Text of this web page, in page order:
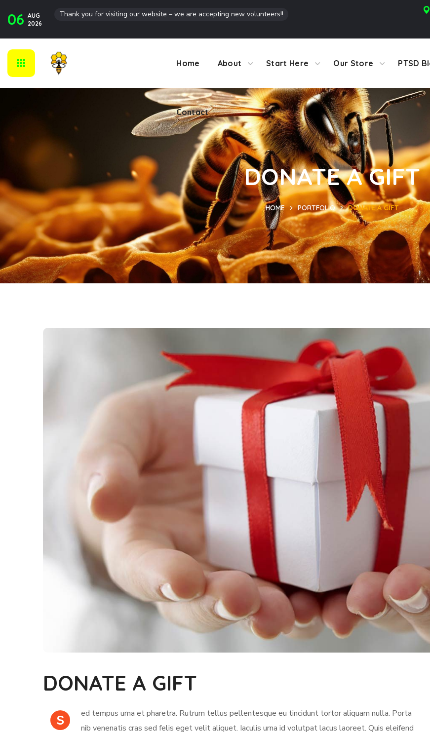
06 AUG
2026
Thank you for visiting our website – we are accepting new volunteers!!
Home About Start Here Our Store PTSD
Contact
DONATE A GIFT
HOME PORTFOLIO DONATE A GIFT
DONATE A GIFT
S
ed tempus urna et pharetra. Rutrum tellus pellentesque eu tincidunt tortor aliquam nulla. Porta
nib venenatis cras sed felis eget velit aliquet. Iaculis urna id volutpat lacus laoreet. Quis eleifend